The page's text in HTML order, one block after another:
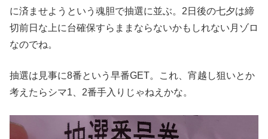
に済ませようという魂胆で抽選に並ぶ。2⽇後の七⼣は締
切前⽇な上に台確保すらままならないかもしれない⽉ゾロ
なのでね。
抽選は⾒事に8番という早番GET。これ、宵越し狙いとか
考えたらシマ1、2番⼿⼊りじゃねえかな。